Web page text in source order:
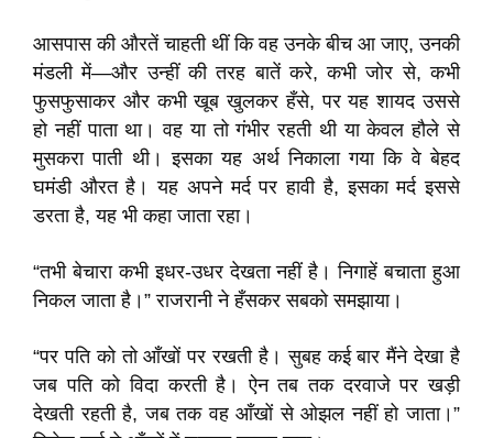
आसपास की औरतें चाहती थीं कि वह उनके बीच आ जाए, उनकी
मंडली में—और उन्हीं की तरह बातें करे, कभी जोर से, कभी
फुसफुसाकर और कभी खूब खुलकर हँसे, पर यह शायद उससे
हो नहीं पाता था। वह या तो गंभीर रहती थी या केवल हौले से
मुसकरा पाती थी। इसका यह अर्थ निकाला गया कि वे बेहद
घमंडी औरत है। यह अपने मर्द पर हावी है, इसका मर्द इससे
डरता है, यह भी कहा जाता रहा।
“तभी बेचारा कभी इधर-उधर देखता नहीं है। निगाहें बचाता हुआ
निकल जाता है।” राजरानी ने हँसकर सबको समझाया।
“पर पति को तो आँखों पर रखती है। सुबह कई बार मैंने देखा है
जब पति को विदा करती है। ऐन तब तक दरवाजे पर खड़ी
देखती रहती है, जब तक वह आँखों से ओझल नहीं हो जाता।”